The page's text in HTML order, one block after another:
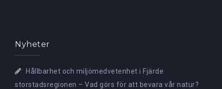
Nyheter
Hållbarhet och miljömedvetenhet i Fjärde
storstadsregionen – Vad görs för att bevara vår natur?